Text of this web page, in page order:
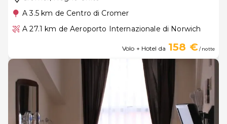
A 3.5 km de Centro di Cromer
A 27.1 km de Aeroporto Internazionale di Norwich
Volo + Hotel da 158 €/ notte